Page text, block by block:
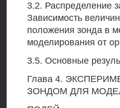
3.2. Распределение
Зависимость
положения зонда в
моделирования от
3.5. Основные
Глава 4.
ЗОНДОМ ДЛЯ